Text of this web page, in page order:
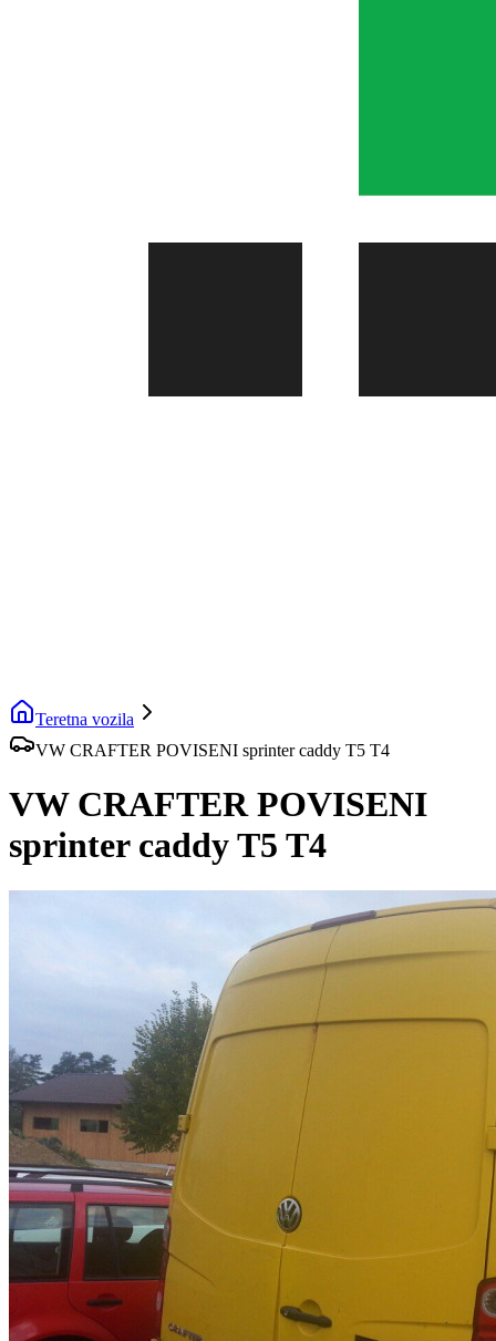
Teretna vozila
VW CRAFTER POVISENI sprinter caddy T5 T4
VW CRAFTER POVISENI
sprinter caddy T5 T4